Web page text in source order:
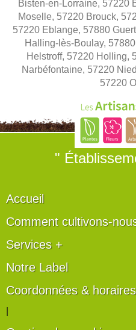
Bisten-en-Lorraine, 57220
Moselle, 57220 Brouck,
57220 Eblange, 57880
Halling-lès-Boulay,
Helstroff, 57220 Holling,
Narbéfontaine, 57220
57220
"
Accueil
Comment cultivons-
Services +
Notre Label
Coordonnées & horaires